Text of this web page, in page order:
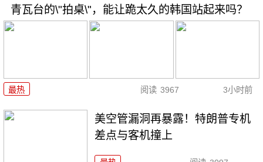
青瓦台的\"拍桌\"，能让跪太久的韩国站起来吗？
最热 阅读 3967 3小时前
美空管漏洞再暴露！特朗普专机
差点与客机撞上